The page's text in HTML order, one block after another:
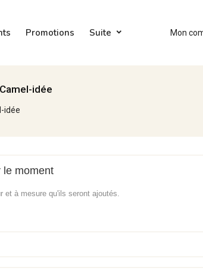
Promotions Suite Mon
idée
idée
le moment
et à mesure qu'ils seront ajoutés.